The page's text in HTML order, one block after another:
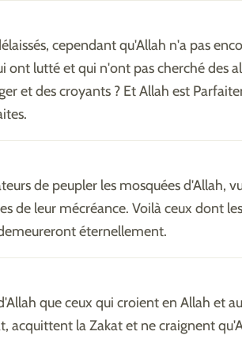
cependant qu'Allah n'a pas
ont lutté et qui n'ont pas cherché des
et des croyants ? Et Allah est
de peupler les mosquées d'Allah,
de leur mécréance. Voilà ceux dont
éternellement.
que ceux qui croient en Allah et
acquittent la Zakat et ne craignent